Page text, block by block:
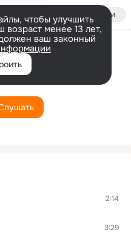
Войти
чтобы улучшить
возраст менее 13 лет,
ваш законный
2:14
3:29